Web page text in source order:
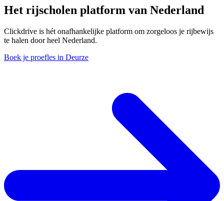
Het rijscholen platform van Nederland
Clickdrive is hét onafhankelijke platform om zorgeloos je rijbewijs
te halen door heel Nederland.
Boek je proefles in Deurze